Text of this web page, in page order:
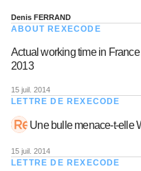
Denis FERRAND
ABOUT REXECODE
Actual working time in
2013
15 juil. 2014
LETTRE DE REXECODE
Une bulle menace-t-elle
15 juil. 2014
LETTRE DE REXECODE